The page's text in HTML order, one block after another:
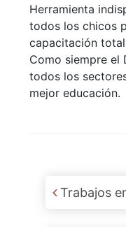
Herramienta
todos los chicos
capacitación
Como siempre el
todos los
mejor educación.
Post
Trabajos